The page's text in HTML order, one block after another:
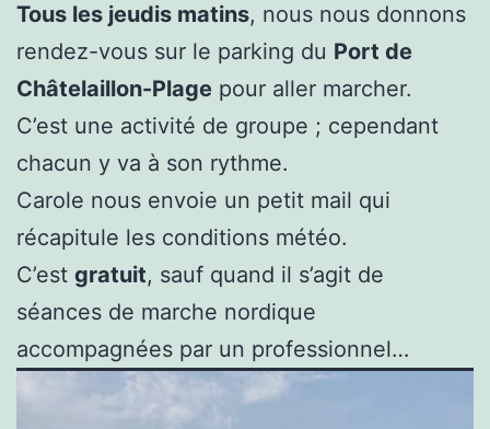
Tous les jeudis matins, nous nous donnons
rendez-vous sur le parking du Port de
Châtelaillon-Plage pour aller marcher.
C’est une activité de groupe ; cependant
chacun y va à son rythme.
Carole nous envoie un petit mail qui
récapitule les conditions météo.
C’est gratuit, sauf quand il s’agit de
séances de marche nordique
accompagnées par un professionnel…